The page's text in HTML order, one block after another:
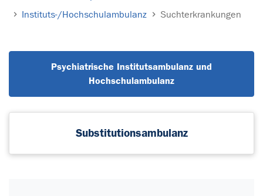
Instituts-/Hochschulambulanz
Suchterkrankungen
Psychiatrische Institutsambulanz und
Hochschulambulanz
Substitutionsambulanz